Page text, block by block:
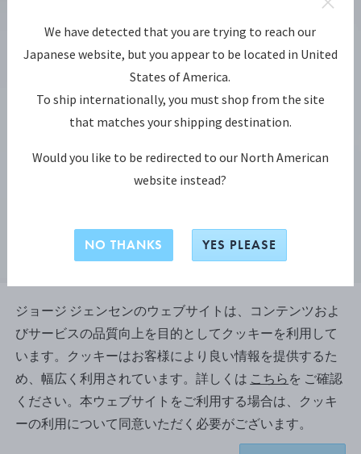
ムーンライト グレープ コレクション
ムーンライトグレープ
(MOONLIGHT GRAPES)リング
ジョージ ジェンセンのウェブサイトは、コンテンツおよ
びサービスの品質向上を目的としてクッキーを利用して
います。クッキーはお客様により良い情報を提供するた
め、幅広く利用されています。詳しくは こちらを ご確認
ください。本ウェブサイトをご利用する場合は、クッキ
ーの利用について同意いただく必要がございます。
We have detected that you are trying to reach our
Japanese website, but you appear to be located in United
States of America.
To ship internationally, you must shop from the site
that matches your shipping destination.
Would you like to be redirected to our North American
website instead?
NO THANKS YES PLEASE